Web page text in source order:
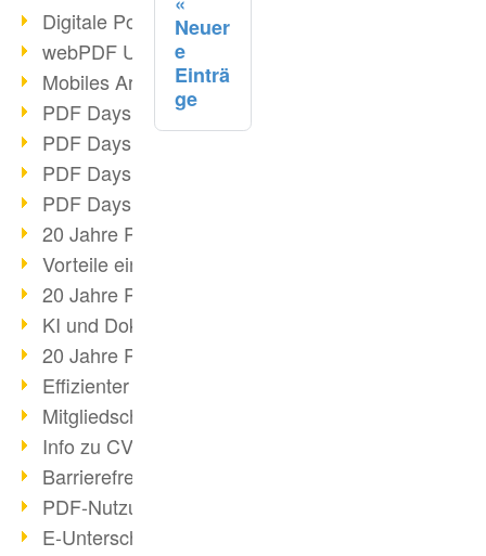
Digitale Post als PDF/A
webPDF Update 8.0.0.2531
Mobiles Arbeiten mit PDF
PDF Days 2022 Themenblock 3
PDF Days 2022 Themenblock 2
PDF Days 2022 Themenblock 1
PDF Days Europe 2022
20 Jahre PDF/X (Teil 3)
Vorteile einer PDF-Businesslösung
20 Jahre PDF/X (Teil 2)
KI und Dokumenten-Management
20 Jahre PDF/X (Teil 1)
Effizienter Dokumenten Workflow
Mitgliedschaft PDF Association
Info zu CVE-2022-22965
Barrierefreiheit mehr als Inklusion
PDF-Nutzung durch Pandemie
E-Unterschriften für Verwaltung
Neuer
e
Einträ
ge